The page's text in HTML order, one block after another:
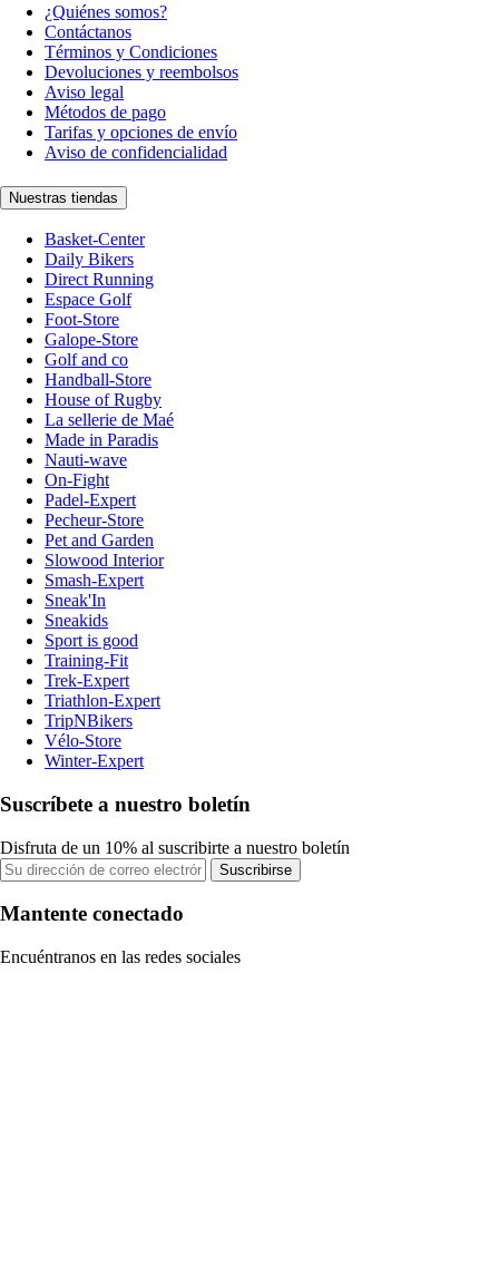
¿Quiénes somos?
Contáctanos
Términos y Condiciones
Devoluciones y reembolsos
Aviso legal
Métodos de pago
Tarifas y opciones de envío
Aviso de confidencialidad
Nuestras tiendas
Basket-Center
Daily Bikers
Direct Running
Espace Golf
Foot-Store
Galope-Store
Golf and co
Handball-Store
House of Rugby
La sellerie de Maé
Made in Paradis
Nauti-wave
On-Fight
Padel-Expert
Pecheur-Store
Pet and Garden
Slowood Interior
Smash-Expert
Sneak'In
Sneakids
Sport is good
Training-Fit
Trek-Expert
Triathlon-Expert
TripNBikers
Vélo-Store
Winter-Expert
Suscríbete a nuestro boletín
Disfruta de un 10% al suscribirte a nuestro boletín
Suscribirse
Mantente conectado
Encuéntranos en las redes sociales